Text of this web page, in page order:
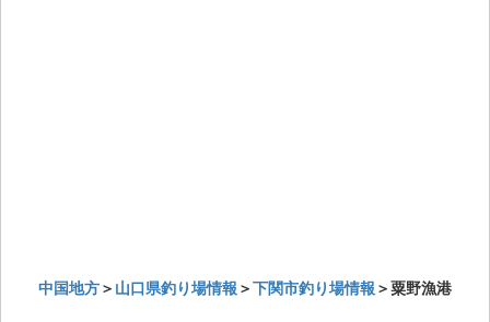
中国地方＞ 山口県釣り場情報 ＞下関市釣り場情報 ＞粟野漁港